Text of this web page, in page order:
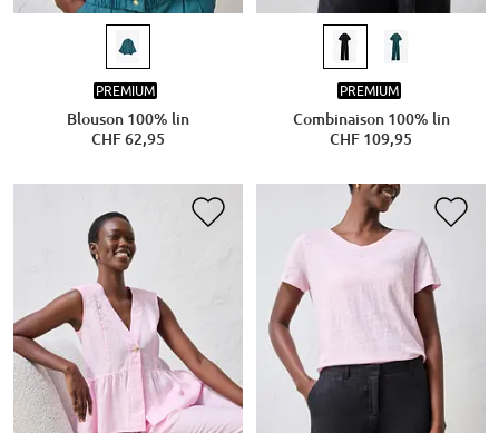
PREMIUM
Blouson 100% lin
CHF 62,95
PREMIUM
Combinaison 100% lin
CHF 109,95